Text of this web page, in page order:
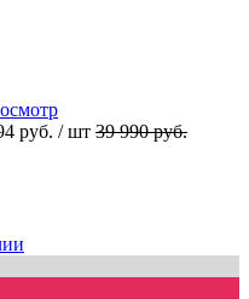
руб. / шт 39 990 руб.